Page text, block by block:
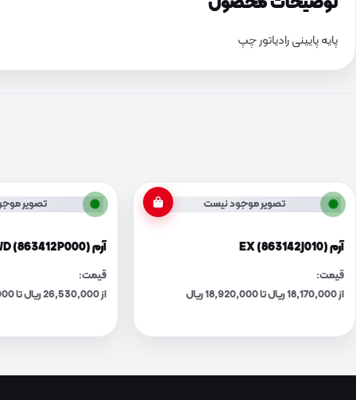
پایه پایینی رادیاتور چپ
تصویر موجود نیست
آرم EX (863142J010)
قیمت:
از 18,170,000 ریال تا 18,920,000 ریال
تصویر
آرم 4WD (863412P000)
قیمت:
از 26,530,000 ریال تا 27,620,000 ریال